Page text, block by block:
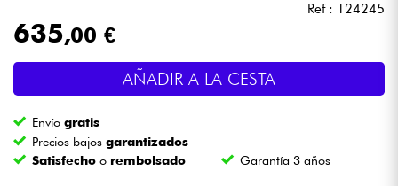
Batería y percusión
Vientos
Violines y cuarteto
Ref : 124245
635,00 €
AÑADIR A LA CESTA
Envíogratis
Precios bajosgarantizados
Satisfecho o rembolsado Garantía 3 años